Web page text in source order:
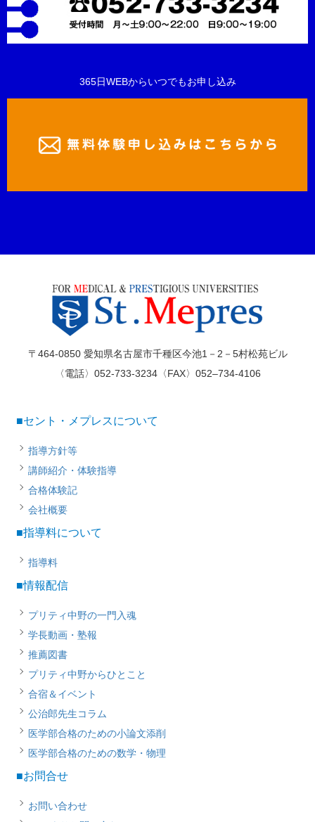
365日WEBからいつでもお申し込み
〒464-0850 愛知県名古屋市千種区今池1－2－5村松苑ビル
〈電話〉052-733-3234〈FAX〉052–734-4106
■セント・メプレスについて
指導方針等
講師紹介・体験指導
合格体験記
会社概要
■指導料について
指導料
■情報配信
プリティ中野の一門入魂
学長動画・塾報
推薦図書
プリティ中野からひとこと
合宿＆イベント
公治郎先生コラム
医学部合格のための小論文添削
医学部合格のための数学・物理
■お問合せ
お問い合わせ